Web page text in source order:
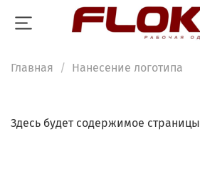
Главная Нанесение логотипа
Здесь будет содержимое страницы